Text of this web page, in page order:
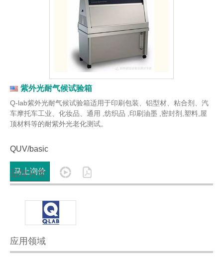
紫外光耐气候试验箱
Q-lab紫外光耐气候试验箱适用于印刷包装、铝型材、粘合剂、汽
车摩托车工业、化妆品、通用 ,纺织品 ,印刷油墨 ,密封剂,塑料,屋
顶材料等的耐紫外光老化测试。
QUV/basic
马上询价
品牌分类
应用领域